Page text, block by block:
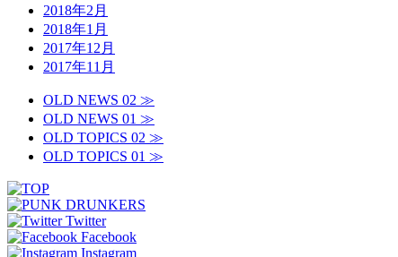
2018年2月
2018年1月
2017年12月
2017年11月
OLD NEWS 02 ≫
OLD NEWS 01 ≫
OLD TOPICS 02 ≫
OLD TOPICS 01 ≫
Twitter
Facebook
Instagram